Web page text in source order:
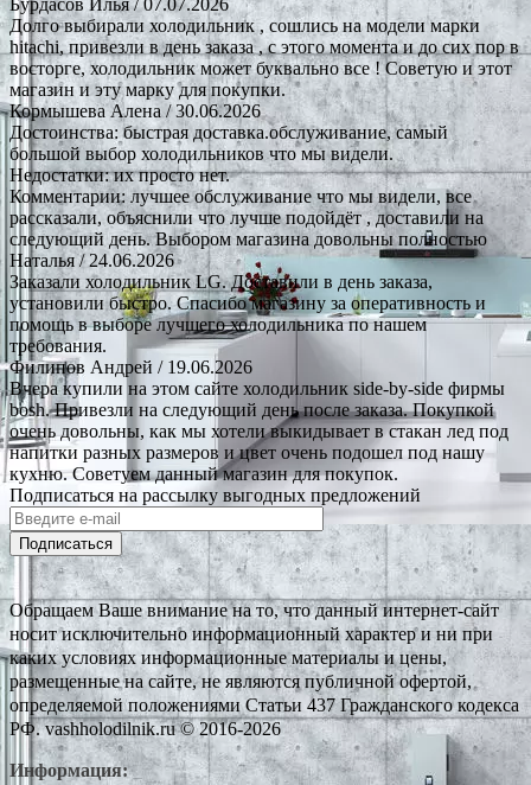
Долго выбирали холодильник , сошлись на модели марки
hitachi, привезли в день заказа , с этого момента и до сих пор в
восторге, холодильник может буквально все ! Советую и этот
магазин и эту марку для покупки.
Кормышева Алена / 30.06.2026
Достоинства: быстрая доставка.обслуживание, самый
большой выбор холодильников что мы видели.
Недостатки: их просто нет.
Комментарии: лучшее обслуживание что мы видели, все
рассказали, объяснили что лучше подойдёт , доставили на
следующий день. Выбором магазина довольны полностью
Наталья/ 24.06.2026
Заказали холодильник LG. Доставили в день заказа,
установили быстро. Спасибо магазину за оперативность и
помощь в выборе лучшего холодильника по нашем
требования.
Филипов Андрей / 19.06.2026
Вчера купили на этом сайте холодильник side-by-side фирмы
bosh. Привезли на следующий день после заказа. Покупкой
очень довольны, как мы хотели выкидывает в стакан лед под
напитки разных размеров и цвет очень подошел под нашу
кухню. Советуем данный магазин для покупок.
Подписаться на рассылку выгодных предложений
Подписаться
Обращаем Ваше внимание на то, что данный интернет-сайт
носит исключительно информационный характер и ни при
каких условиях информационные материалы и цены,
размещенные на сайте, не являются публичной офертой,
определяемой положениями Статьи 437 Гражданского кодекса
РФ. vashholodilnik.ru © 2016-2026
Информация: